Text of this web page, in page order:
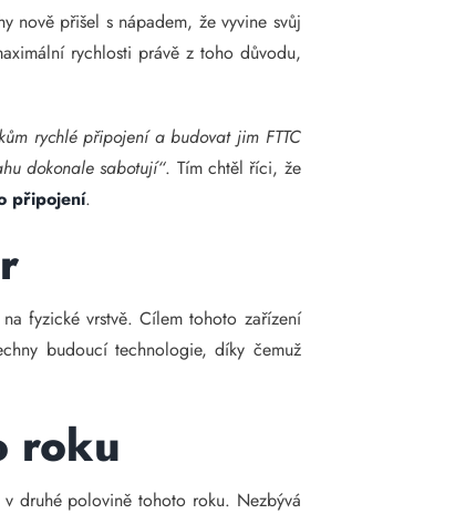
nově přišel s nápadem, že vyvine svůj
rychlosti právě z toho důvodu,
rychlé připojení a budovat jim FTTC
dokonale sabotují“. Tím chtěl říci, že
připojení.
fyzické vrstvě. Cílem tohoto zařízení
budoucí technologie, díky čemuž
roku
druhé polovině tohoto roku. Nezbývá